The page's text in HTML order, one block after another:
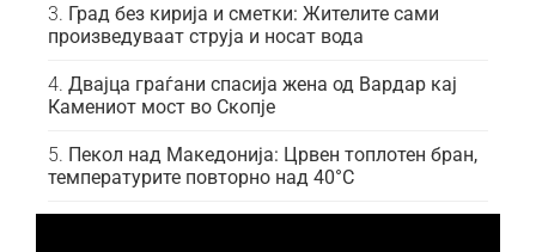
Град без кирија и сметки: Жителите сами
произведуваат струја и носат вода
Двајца граѓани спасија жена од Вардар кај
Камениот мост во Скопје
Пекол над Македонија: Црвен топлотен бран,
температурите повторно над 40°C